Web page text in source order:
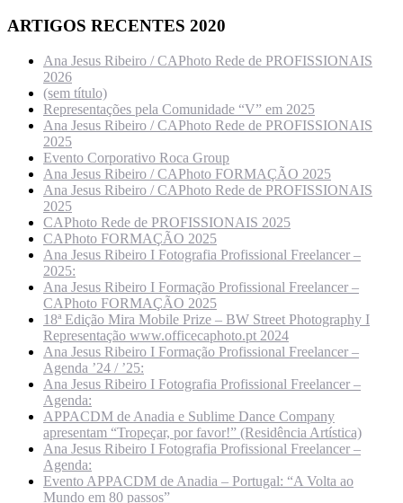
ARTIGOS RECENTES 2020
Ana Jesus Ribeiro / CAPhoto Rede de PROFISSIONAIS
2026
(sem título)
Representações pela Comunidade “V” em 2025
Ana Jesus Ribeiro / CAPhoto Rede de PROFISSIONAIS
2025
Evento Corporativo Roca Group
Ana Jesus Ribeiro / CAPhoto FORMAÇÃO 2025
Ana Jesus Ribeiro / CAPhoto Rede de PROFISSIONAIS
2025
CAPhoto Rede de PROFISSIONAIS 2025
CAPhoto FORMAÇÃO 2025
Ana Jesus Ribeiro I Fotografia Profissional Freelancer –
2025:
Ana Jesus Ribeiro I Formação Profissional Freelancer –
CAPhoto FORMAÇÃO 2025
18ª Edição Mira Mobile Prize – BW Street Photography I
Representação www.officecaphoto.pt 2024
Ana Jesus Ribeiro I Formação Profissional Freelancer –
Agenda ’24 / ’25:
Ana Jesus Ribeiro I Fotografia Profissional Freelancer –
Agenda:
APPACDM de Anadia e Sublime Dance Company
apresentam “Tropeçar, por favor!” (Residência Artística)
Ana Jesus Ribeiro I Fotografia Profissional Freelancer –
Agenda:
Evento APPACDM de Anadia – Portugal: “A Volta ao
Mundo em 80 passos”